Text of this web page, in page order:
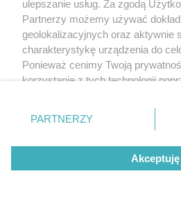
ESKA Summer Camp
trasę! Odwiedź strefę
Wawelu
ulepszanie usług. Za zgodą
Partnerzy możemy używać
geolokalizacyjnych oraz aktywnie
charakterystykę urządzenia do
Ponieważ cenimy Twoją
korzystanie z tych technologii
zmienić/wycofać klikając przycisk
znajdujący się w lewym dolnym
rodzaje przetwarzania danych nie
użytkownika, ale masz prawo
przetwarzaniu. Preferencje będą
PARTNERZY
Akceptuję